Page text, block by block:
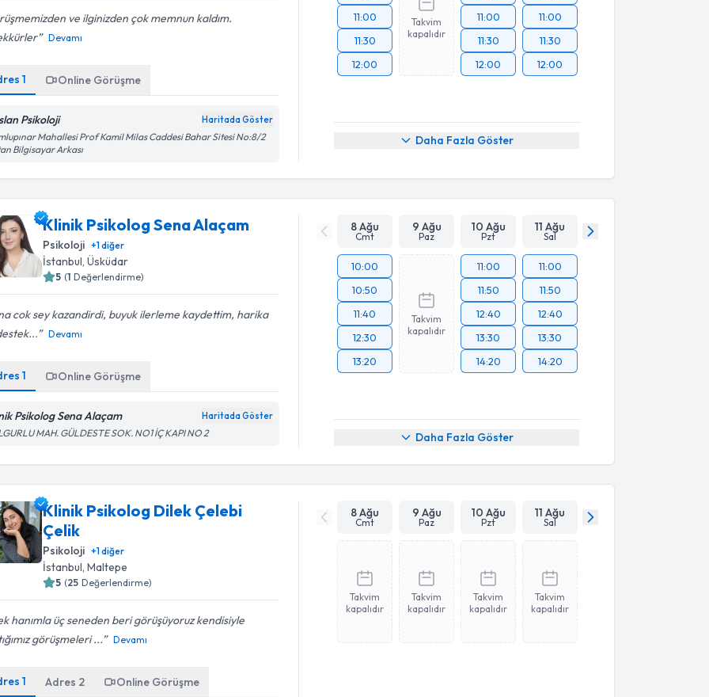
ve ilginizden çok memnun kaldım.
Devamı
1 Online Görüşme
Psikoloji Haritada Göster
Mahallesi Prof Kamil Milas Caddesi Bahar Sitesi No:8/2
Bilgisayar Arkası
11:00
11:30
12:00
Takvim
kapalıdır
11:00
11:30
12:00
11:00
11:30
12:00
Daha Fazla Göster
Klinik Psikolog Sena Alaçam
Psikoloji +1diğer
İstanbul , Üsküdar
5 (1 Değerlendirme)
cok sey kazandirdi, buyuk ilerleme kaydettim, harika
Devamı
1 Online Görüşme
Psikolog Sena Alaçam Haritada Göster
MAH. GÜLDESTE SOK. NO1 İÇ KAPI NO 2
8 Ağu
Cmt
9 Ağu
Paz
10 Ağu
Pzt
11 Ağu
Sal
10:00
10:50
11:40
12:30
13:20
Takvim
kapalıdır
11:00
11:50
12:40
13:30
14:20
11:00
11:50
12:40
13:30
14:20
Daha Fazla Göster
Klinik Psikolog Dilek Çelebi
Çelik
Psikoloji +1diğer
İstanbul, Maltepe
5 (25 Değerlendirme)
hanımla üç seneden beri görüşüyoruz kendisiyle
görüşmeleri ...
Devamı
1 Adres 2 Online Görüşme
8 Ağu
Cmt
9 Ağu
Paz
10 Ağu
Pzt
11 Ağu
Sal
Takvim
kapalıdır
Takvim
kapalıdır
Takvim
kapalıdır
Takvim
kapalıdır